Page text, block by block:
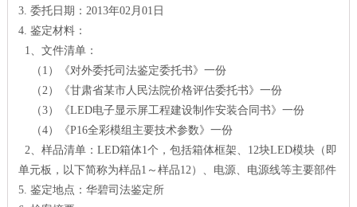
3. 委托日期：2013年02月01日
4. 鉴定材料：
1、文件清单：
（1）《对外委托司法鉴定委托书》一份
（2）《甘肃省某市人民法院价格评估委托书》一份
（3）《LED电子显示屏工程建设制作安装合同书》一份
（4）《P16全彩模组主要技术参数》一份
2、样品清单：LED箱体1个，包括箱体框架、12块LED模块（即
单元板，以下简称为样品1～样品12）、电源、电源线等主要部件
5. 鉴定地点：华碧司法鉴定所